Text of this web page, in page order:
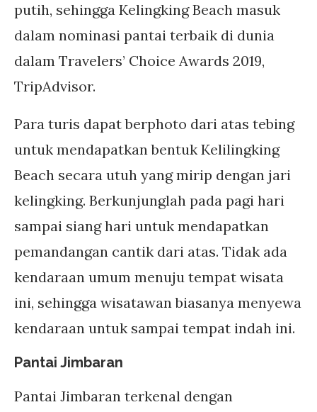
putih, sehingga Kelingking Beach masuk
dalam nominasi pantai terbaik di dunia
dalam Travelers’ Choice Awards 2019,
TripAdvisor.
Para turis dapat berphoto dari atas tebing
untuk mendapatkan bentuk Kelilingking
Beach secara utuh yang mirip dengan jari
kelingking. Berkunjunglah pada pagi hari
sampai siang hari untuk mendapatkan
pemandangan cantik dari atas. Tidak ada
kendaraan umum menuju tempat wisata
ini, sehingga wisatawan biasanya menyewa
kendaraan untuk sampai tempat indah ini.
Pantai Jimbaran
Pantai Jimbaran terkenal dengan